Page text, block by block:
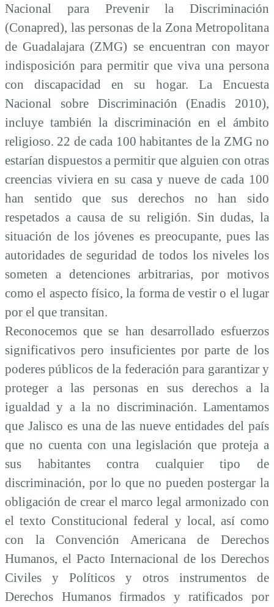
Nacional para Prevenir la Discriminación
(Conapred), las personas de la Zona Metropolitana
de Guadalajara (ZMG) se encuentran con mayor
indisposición para permitir que viva una persona
con discapacidad en su hogar. La Encuesta
Nacional sobre Discriminación (Enadis 2010),
incluye también la discriminación en el ámbito
religioso. 22 de cada 100 habitantes de la ZMG no
estarían dispuestos a permitir que alguien con otras
creencias viviera en su casa y nueve de cada 100
han sentido que sus derechos no han sido
respetados a causa de su religión. Sin dudas, la
situación de los jóvenes es preocupante, pues las
autoridades de seguridad de todos los niveles los
someten a detenciones arbitrarias, por motivos
como el aspecto físico, la forma de vestir o el lugar
por el que transitan.
Reconocemos que se han desarrollado esfuerzos
significativos pero insuficientes por parte de los
poderes públicos de la federación para garantizar y
proteger a las personas en sus derechos a la
igualdad y a la no discriminación. Lamentamos
que Jalisco es una de las nueve entidades del país
que no cuenta con una legislación que proteja a
sus habitantes contra cualquier tipo de
discriminación, por lo que no pueden postergar la
obligación de crear el marco legal armonizado con
el texto Constitucional federal y local, así como
con
la Convención Americana de Derechos
Humanos, el Pacto Internacional de los Derechos
Civiles y Políticos y otros instrumentos de
Derechos Humanos firmados y ratificados por